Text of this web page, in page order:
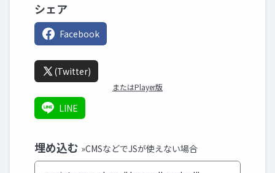
シェア
Facebook
(Twitter)
またはPlayer版
LINE
埋め込む »CMSなどでJSが使えない場合